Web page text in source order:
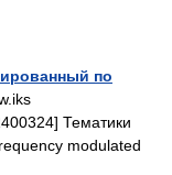
по
Тематики
modulated